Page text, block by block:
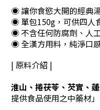
◉ 讓你食慾大開的經典
◉ 單包150g，可供四人
◉ 不含任何防腐劑、人
◉ 全漢方用料，純淨口
| 原料介紹 |
淮山、捲茯苓、芡實、
提供食品使用之中藥材